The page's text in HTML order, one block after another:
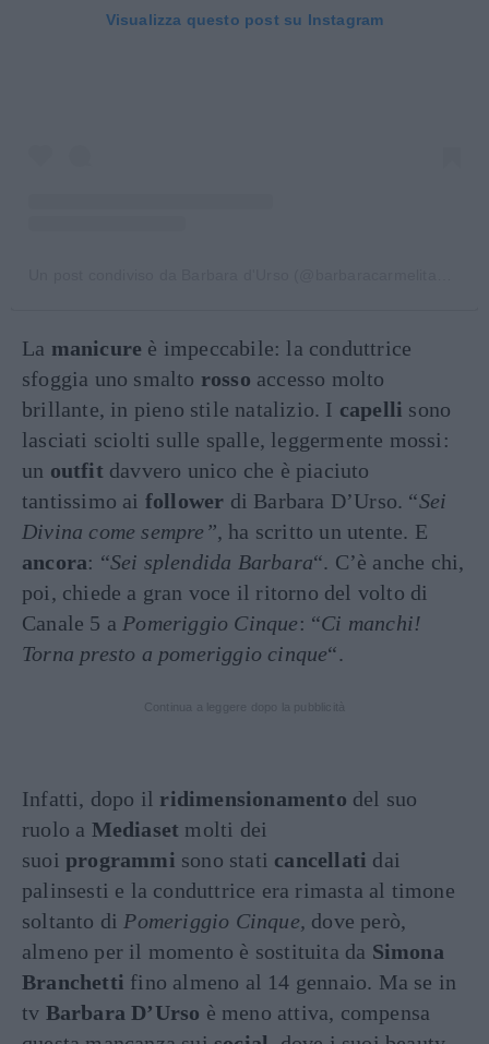
Visualizza questo post su Instagram
La manicure è impeccabile: la conduttrice
sfoggia uno smalto rosso accesso molto
brillante, in pieno stile natalizio. I capelli sono
lasciati sciolti sulle spalle, leggermente mossi:
un outfit davvero unico che è piaciuto
tantissimo ai follower di Barbara D’Urso. “Sei
Divina come sempre”, ha scritto un utente. E
ancora: “Sei splendida Barbara“. C’è anche chi,
poi, chiede a gran voce il ritorno del volto di
Canale 5 a Pomeriggio Cinque: “Ci manchi!
Torna presto a pomeriggio cinque“.
Infatti, dopo il ridimensionamento del suo
ruolo a Mediaset molti dei
suoi programmi sono stati cancellati dai
palinsesti e la conduttrice era rimasta al timone
soltanto di Pomeriggio Cinque, dove però,
almeno per il momento è sostituita da Simona
Branchetti fino almeno al 14 gennaio. Ma se in
tv Barbara D’Urso è meno attiva, compensa